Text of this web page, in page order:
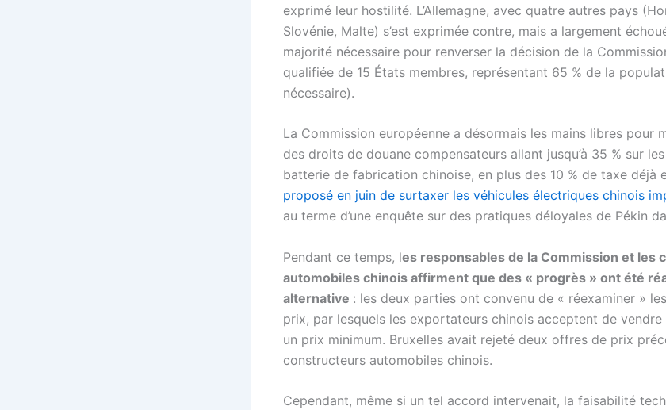
exprimé leur hostilité. L’Allemagne, avec quatre autres pays
Slovénie, Malte) s’est exprimée contre, mais a largement
majorité nécessaire pour renverser la décision de la
qualifiée de 15 États membres, représentant 65 % de la
nécessaire).
La Commission européenne a désormais les mains libres pour
des droits de douane compensateurs allant jusqu’à 35 % sur
batterie de fabrication chinoise, en plus des 10 % de taxe déjà
proposé en juin de surtaxer les véhicules électriques chinois
au terme d’une enquête sur des pratiques déloyales de Pékin
Pendant ce temps, les responsables de la Commission et les
automobiles chinois affirment que des « progrès » ont été
alternative : les deux parties ont convenu de « réexaminer »
prix, par lesquels les exportateurs chinois acceptent de vendre
un prix minimum. Bruxelles avait rejeté deux offres de prix
constructeurs automobiles chinois.
Cependant, même si un tel accord intervenait, la faisabilité